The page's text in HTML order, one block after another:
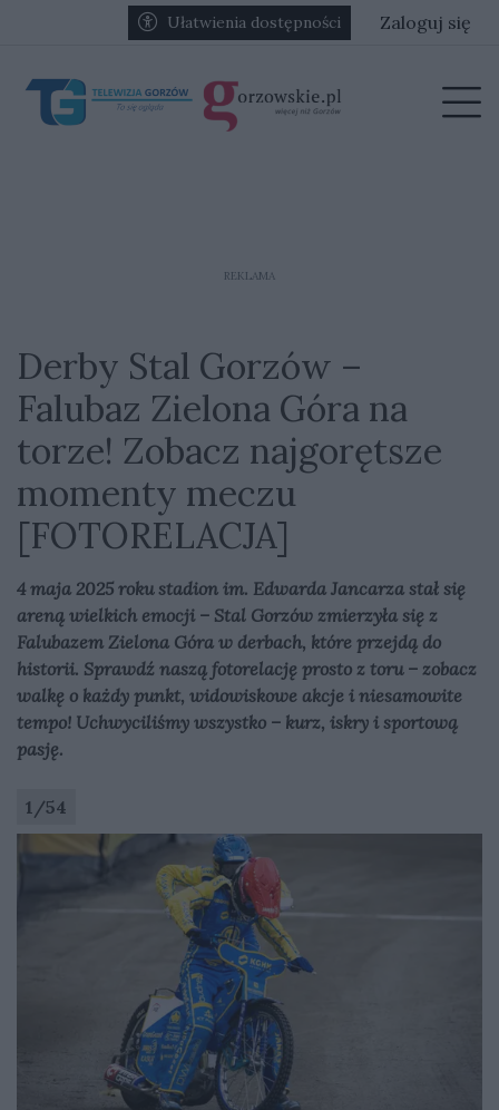
Przejdź do głównych treści
Przejdź do głównego menuUłatwienia dostępności Zaloguj się
REKLAMA
Derby Stal Gorzów –
Falubaz Zielona Góra na
torze! Zobacz najgorętsze
momenty meczu
[FOTORELACJA]
4 maja 2025 roku stadion im. Edwarda Jancarza stał się
areną wielkich emocji – Stal Gorzów zmierzyła się z
Falubazem Zielona Góra w derbach, które przejdą do
historii. Sprawdź naszą fotorelację prosto z toru – zobacz
walkę o każdy punkt, widowiskowe akcje i niesamowite
tempo! Uchwyciliśmy wszystko – kurz, iskry i sportową
pasję.
1 /54